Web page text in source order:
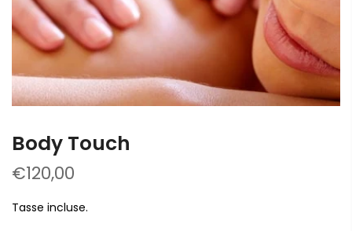
Body Touch
€120,00
Tasse incluse.